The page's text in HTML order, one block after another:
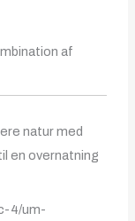
af
natur med
en overnatning